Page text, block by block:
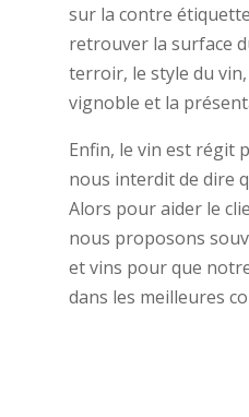
sur la contre
retrouver la surface
terroir, le style du vin,
vignoble et la
Enfin, le vin est régit
nous interdit de dire
Alors pour aider le
nous proposons
et vins pour que
dans les meilleures